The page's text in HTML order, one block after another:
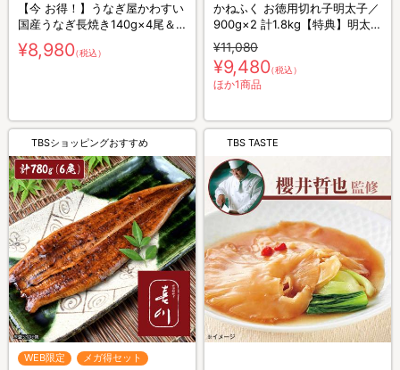
【今 お得！】うなぎ屋かわすい
国産うなぎ長焼き140g×4尾＆
お吸い物の素×4
¥8,980（税込）
かねふく お徳用切れ子明太子／
900g×2 計1.8kg【特典】明太辛
子高菜100g×2 計200g
¥11,080
¥9,480（税込）
ほか1商品
TBSショッピングおすすめ
WEB限定 メガ得セット
TBS TASTE